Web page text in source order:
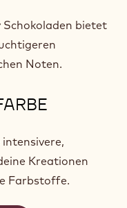
Schokoladen bietet
Noten.
Kreationen
Farbstoffe.